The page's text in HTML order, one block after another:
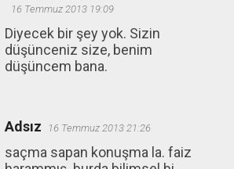
16 Temmuz 2013 19:09
Diyecek bir şey yok. Sizin
düşünceniz size, benim
düşüncem bana.
Adsız 16 Temmuz 2013 21:26
saçma sapan konuşma la. faiz